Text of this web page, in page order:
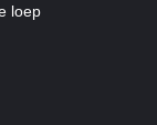
loep